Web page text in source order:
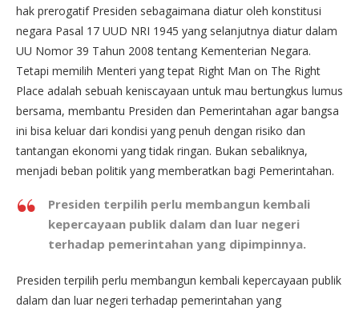
hak prerogatif Presiden sebagaimana diatur oleh konstitusi
negara Pasal 17 UUD NRI 1945 yang selanjutnya diatur dalam
UU Nomor 39 Tahun 2008 tentang Kementerian Negara.
Tetapi memilih Menteri yang tepat Right Man on The Right
Place adalah sebuah keniscayaan untuk mau bertungkus lumus
bersama, membantu Presiden dan Pemerintahan agar bangsa
ini bisa keluar dari kondisi yang penuh dengan risiko dan
tantangan ekonomi yang tidak ringan. Bukan sebaliknya,
menjadi beban politik yang memberatkan bagi Pemerintahan.
Presiden terpilih perlu membangun kembali
kepercayaan publik dalam dan luar negeri
terhadap pemerintahan yang dipimpinnya.
Presiden terpilih perlu membangun kembali kepercayaan publik
dalam dan luar negeri terhadap pemerintahan yang